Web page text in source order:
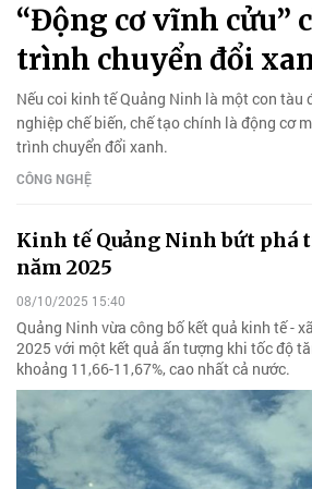
“Động cơ vĩnh cửu”
trình chuyển đổi
Nếu coi kinh tế Quảng Ninh là một con tàu
nghiệp chế biến, chế tạo chính là động cơ
trình chuyển đổi xanh.
CÔNG NGHỆ
Kinh tế Quảng Ninh bứt phá
năm 2025
08/10/2025 15:40
Quảng Ninh vừa công bố kết quả kinh tế -
2025 với một kết quả ấn tượng khi tốc độ
khoảng 11,66-11,67%, cao nhất cả nước.